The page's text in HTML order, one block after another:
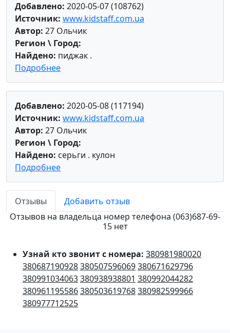
Добавлено: 2020-05-07 (108762)
Источник: www.kidstaff.com.ua
Автор: 27 Ольчик
Регион \ Город:
Найдено: пиджак .
Подробнее
Добавлено: 2020-05-08 (117194)
Источник: www.kidstaff.com.ua
Автор: 27 Ольчик
Регион \ Город:
Найдено: серьги . кулон
Подробнее
Отзывы
Добавить отзыв
Отзывов на владельца номер телефона (063)687-69-
15 нет
Узнай кто звонит с номера: 380981980020
380687190928380507596069380671629796
380991034063380938938801 380992044282
380961195586380503619768380982599966
380977712525